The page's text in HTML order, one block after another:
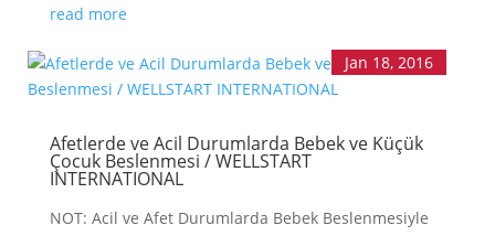
read more
Afetlerde ve Acil Durumlarda Bebek ve Küçük
Çocuk Beslenmesi / WELLSTART
INTERNATIONAL
Jan 18, 2016
NOT: Acil ve Afet Durumlarda Bebek Beslenmesiyle